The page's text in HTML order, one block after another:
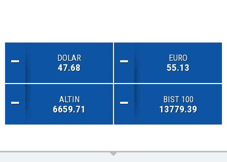
DOLAR
47.68
EURO
55.13
ALTIN
6659.71
BIST 100
13779.39